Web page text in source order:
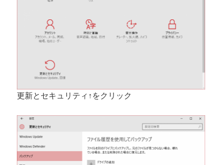
更新とセキュリティ↑をクリック